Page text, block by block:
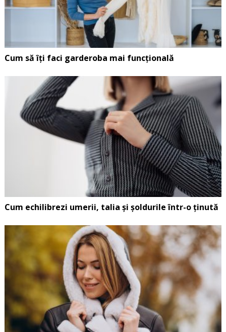
Cum să îți faci garderoba mai funcțională
Cum echilibrezi umerii, talia și șoldurile într-o ținută